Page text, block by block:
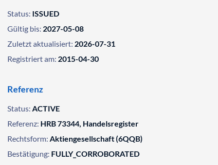
Status: ISSUED
Gültig bis: 2027-05-08
Zuletzt aktualisiert: 2026-07-31
Registriert am: 2015-04-30
Referenz
Status: ACTIVE
Referenz: HRB 73344, Handelsregister
Rechtsform: Aktiengesellschaft (6QQB)
Bestätigung: FULLY_CORROBORATED